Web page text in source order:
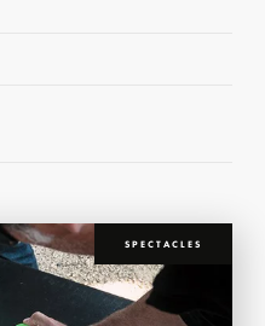
SPECTACLES